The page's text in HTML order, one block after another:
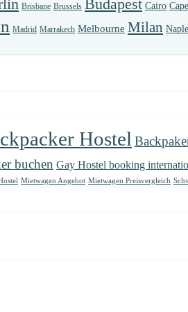
Brisbane Brussels Budapest Cairo
Madrid Marrakech Melbourne Milan
Hostel
buchen Gay Hostel booking
Mietwagen Angebot Mietwagen Preisvergleich